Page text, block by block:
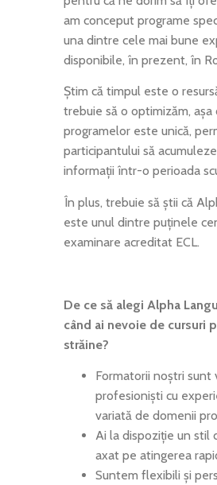
am conceput programe
una dintre cele mai bune
disponibile, în prezent, în
Știm că timpul este o
trebuie să o optimizăm, așa
programelor este unică,
participantului să
informații într-o perioada
În plus, trebuie să știi că
este unul dintre puținele
examinare acreditat ECL.
De ce să alegi Alpha
când ai nevoie de cursuri
străine?
Formatorii noștri sunt
profesioniști cu
variată de domenii
Ai la dispoziție un stil
axat pe atingerea
Suntem flexibili și